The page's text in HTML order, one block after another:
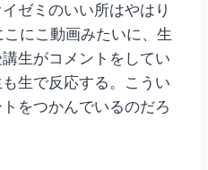
ゼミのいい所はやはり
こにこ動画みたいに、生
生がコメントをしてい
生で反応する。こうい
をつかんでいるのだろ